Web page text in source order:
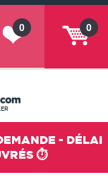
0
0
- DÉLAI
⏱️